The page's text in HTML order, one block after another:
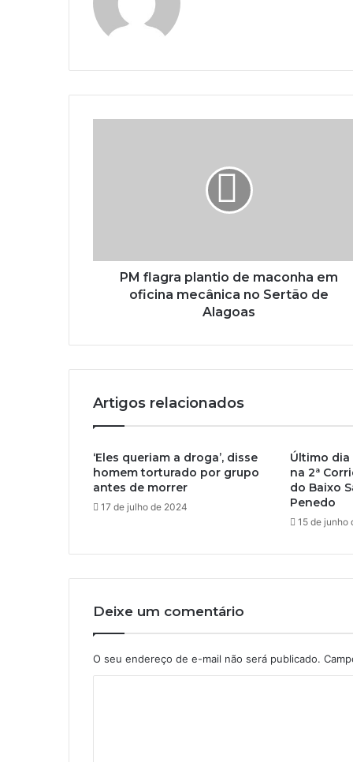
PM flagra plantio de maconha em
oficina mecânica no Sertão de
Alagoas
Artigos relacionados
‘Eles queriam a droga’, disse
homem torturado por grupo
antes de morrer
17 de julho de 2024
Último dia
na 2ª
do Baixo
Penedo
15 de junho
Deixe um comentário
O seu endereço de e-mail não será publicado.